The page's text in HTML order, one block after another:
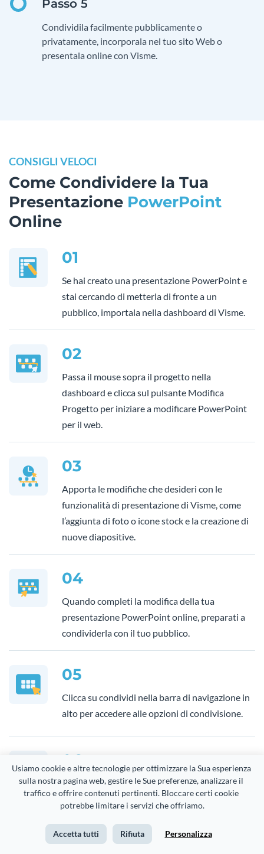
Usiamo cookie e altre tecnologie per ottimizzare la Sua esperienza
sulla nostra pagina web, gestire le Sue preferenze, analizzare il
traffico e offrire contenuti pertinenti. Bloccare certi cookie
potrebbe limitare i servizi che offriamo.
Accetta tutti Rifiuta Personalizza
Condividila facilmente pubblicamente o
privatamente, incorporala nel tuo sito Web o
presentala online con Visme.
CONSIGLI VELOCI
Come Condividere la Tua
Presentazione PowerPoint
Online
01
Se hai creato una presentazione PowerPoint e
stai cercando di metterla di fronte a un
pubblico, importala nella dashboard di Visme.
02
Passa il mouse sopra il progetto nella
dashboard e clicca sul pulsante Modifica
Progetto per iniziare a modificare PowerPoint
per il web.
03
Apporta le modifiche che desideri con le
funzionalità di presentazione di Visme, come
l’aggiunta di foto o icone stock e la creazione di
nuove diapositive.
04
Quando completi la modifica della tua
presentazione PowerPoint online, preparati a
condividerla con il tuo pubblico.
05
Clicca su condividi nella barra di navigazione in
alto per accedere alle opzioni di condivisione.
06
Scegli tra Pubblica per il Web, Condividi in
Privato o Incorpora per iniziare a condividere la